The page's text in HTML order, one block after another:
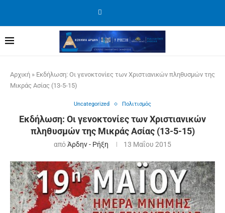
Αρχική » Εκδήλωση: Οι γενοκτονίες των Χριστιανικών πληθυσμών της
Μικράς Ασίας (13-5-15)
Uncategorized Πολιτισμός
Εκδήλωση: Οι γενοκτονίες των Χριστιανικών
πληθυσμών της Μικράς Ασίας (13-5-15)
απόΆρδην - Ρήξη 13 Μαΐου 2015